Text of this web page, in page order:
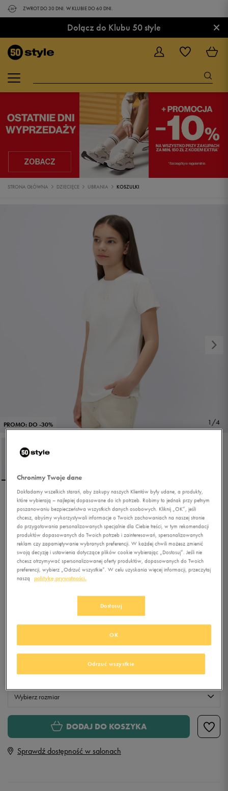
ZWROT DO 30 DNI. W KLUBIE DO 60 DNI.
Dołącz do Klubu 50 style ×
STRONA GŁÓWNA DZIECIĘCE UBRANIA KOSZULKI
PROMO: DO -30% 1/4
FILA T-SHIRT SASKIA
5.0 (10 )
49,99 -45% (cena bezpośrednio przed promocją)
29,99zł-8% (najniższa cena z 30 dni przed obniżką)
27,49złz Vat
Kolor:biały
Wybierz rozmiar
Rozmiary EU Rozmiary US
DODAJ DO KOSZYKA
Sprawdź dostępność w salonach
Chronimy Twoje dane
Dokładamy wszelkich starań, aby zakupy naszych Klientów były udane, a produkty,
które wybierają – najlepiej dopasowane do ich potrzeb. Robimy to jednak przy pełnym
poszanowaniu bezpieczeństwa wszystkich danych osobowych. Kliknij „OK”, jeśli
chcesz, abyśmy wykorzystywali informacje o Twoich zachowaniach na naszej stronie
do przygotowania personalizowanych specjalnie dla Ciebie treści, w tym rekomendacji
produktów dopasowanych do Twoich potrzeb i zainteresowań, spersonalizowanych
reklam czy zapamiętywanie wybranych preferencji. W każdej chwili możesz zmienić
swoją decyzję i ustawienia dotyczące plików cookie wybierając „Dostosuj”. Jeśli nie
chcesz otrzymywać spersonalizowanej oferty produktów, dopasowanych do Twoich
preferencji, wybierz „Odrzuć wszystkie”. W celu uzyskania więcej informacji, przeczytaj
naszą
politykę prywatności.
Dostosuj
Odrzuć wszystkie
OK